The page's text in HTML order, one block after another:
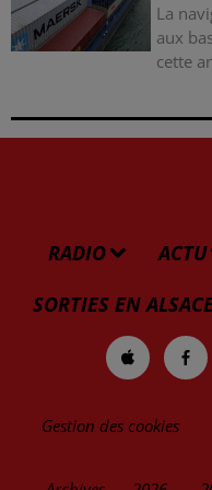
La
aux
cette
RADIO ACTU
SORTIES EN
Gestion des cookies